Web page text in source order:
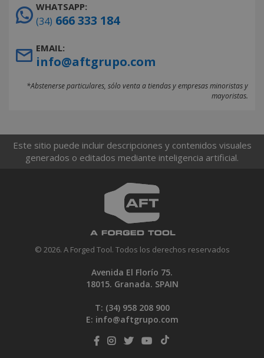
WHATSAPP:
(34) 666 333 184
EMAIL:
info@aftgrupo.com
*Abstenerse particulares, sólo venta a tiendas y empresas minoristas y
mayoristas.
Este sitio puede incluir descripciones y contenidos visuales
generados o editados mediante inteligencia artificial.
© 2026. A Forged Tool. Todos los derechos reservados
Avenida El Florío 75.
18015. Granada. SPAIN
T: (34) 958 208 900
E: info@aftgrupo.com